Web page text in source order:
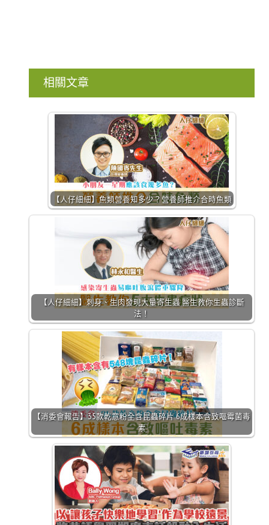
相關文章
【人仔細細】魚類營養知多少？營養師推介合時魚類
【人仔細細】刺身、生肉發現大量寄生蟲 醫生教你生蟲診斷
法！
【消委會報告】35款乾意粉全含昆蟲碎片 6成樣本含致嘔霉菌毒
素